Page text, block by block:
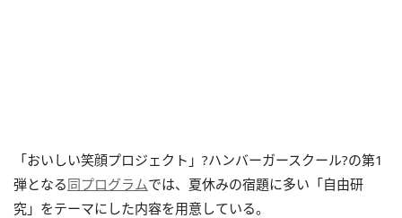
「おいしい笑顔プロジェクト」?ハンバーガースクール?の第1
弾となる同プログラムでは、夏休みの宿題に多い「自由研
究」をテーマにした内容を用意している。